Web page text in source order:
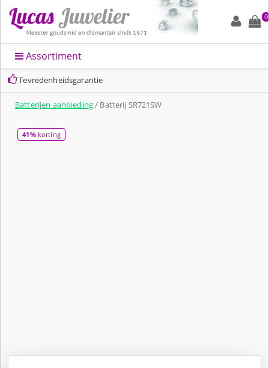
0
Assortiment
Tevredenheidsgarantie
Batterijen aanbieding/ Batterij SR721SW
41%korting